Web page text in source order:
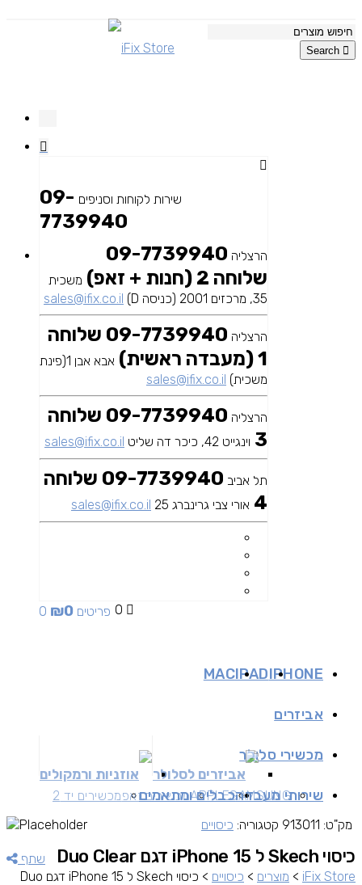
Search
שירות לקוחות וסניפים 09-
7739940
הרצליה 09-7739940
שלוחה 2 (חנות + זאפ)
משכית
35, מרכזים 2001 (כניסה D)
sales@ifix.co.il
הרצליה
09-7739940 שלוחה
1 (מעבדה ראשית)
אבא אבן 1(פינת
משכית) sales@ifix.co.il
הרצליה
09-7739940 שלוחה
3 וינגייט 42, כיכר דה שליט sales@ifix.co.il
תל אביב
09-7739940 שלוחה
4 אורי צבי גרינברג 25 sales@ifix.co.il
0 0 פריטים ₪0
IPHONE
IPAD
MAC
אביזרים
אביזרים לסלולר אוזניות ורמקולים
מכשירי סלולר
SAMSUNG
APPLEמכשירים זאפמכשירים יד 2 שירותי מעבדהכבלים ומתאמים
שתף
iFix Store
> מוצרים > כיסויים >
כיסוי Skech ל iPhone 15 דגם Duo
כיסוי Skech ל iPhone 15 דגם Duo Clear
מק"ט: 913011 קטגוריה: כיסויים